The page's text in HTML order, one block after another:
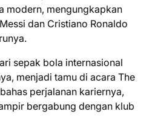
modern, mengungkapkan
dan Cristiano Ronaldo
sepak bola internasional
menjadi tamu di acara The
perjalanan kariernya,
bergabung dengan klub